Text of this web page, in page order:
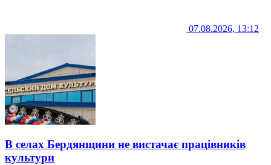
07.08.2026, 13:12
В селах Бердянщини не вистачає працівників
культури